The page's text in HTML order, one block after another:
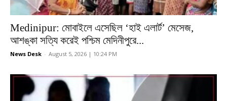
Medinipur: মোবাইলে এসেছিল ‘হাই এলার্ট’ মেসেজ,
আশঙ্কা সত্যি করেই পশ্চিম মেদিনীপুরে...
News Desk - August 5, 2026 | 10:24 PM